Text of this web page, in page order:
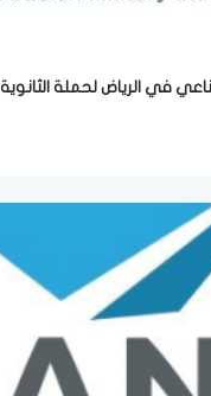
في الرياض لحملة